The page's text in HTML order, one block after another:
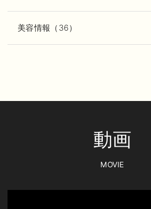
美容情報（36）
動画
MOVIE